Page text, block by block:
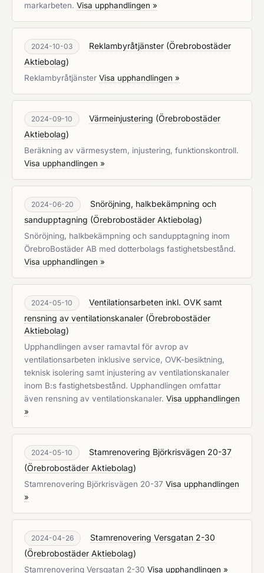
markarbeten. Visa upphandlingen »
2024-10-03 Reklambyråtjänster (Örebrobostäder
Aktiebolag)
Reklambyråtjänster Visa upphandlingen »
2024-09-10 Värmeinjustering (Örebrobostäder
Aktiebolag)
Beräkning av värmesystem, injustering, funktionskontroll.
Visa upphandlingen »
2024-06-20
Snöröjning, halkbekämpning och
sandupptagning (Örebrobostäder Aktiebolag)
Snöröjning, halkbekämpning och sandupptagning inom
ÖrebroBostäder AB med dotterbolags fastighetsbestånd.
Visa upphandlingen »
2024-05-10
Ventilationsarbeten inkl. OVK samt
rensning av ventilationskanaler (Örebrobostäder
Aktiebolag)
Upphandlingen avser ramavtal för avrop av
ventilationsarbeten inklusive service, OVK-besiktning,
teknisk isolering samt injustering av ventilationskanaler
inom B:s fastighetsbestånd. Upphandlingen omfattar
även rensning av ventilationskanaler. Visa upphandlingen
»
2024-05-10
Stamrenovering Björkrisvägen 20-37
(Örebrobostäder Aktiebolag)
Stamrenovering Björkrisvägen 20-37 Visa upphandlingen
»
2024-04-26
Stamrenovering Versgatan 2-30
(Örebrobostäder Aktiebolag)
Stamrenovering Versgatan 2-30 Visa upphandlingen »